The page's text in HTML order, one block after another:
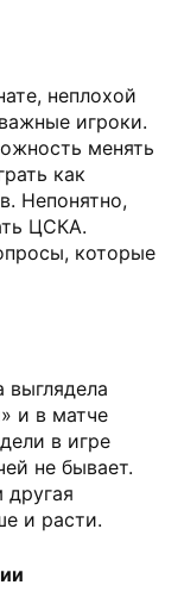
неплохой
игроки.
менять
как
Непонятно,
ЦСКА.
которые
выглядела
и в матче
в игре
не бывает.
и расти.